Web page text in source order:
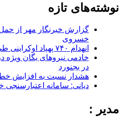
نوشته‌های تازه
گزارش خبرنگار مهر از
خسروی
انهدام ۷۴۰ پهپاد اوکراینی طی یک روز
خادمی نیروهای یگان ویژه
در بجنورد
هشدار نسبت به افزایش
دیانی: سامانه اعتبارسنجی
مدیر :